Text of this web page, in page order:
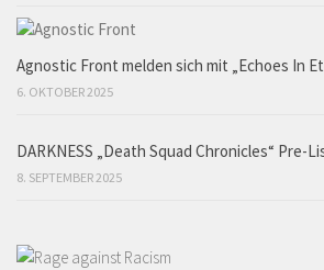
Agnostic Front melden sich mit „Echoes In
6. OKTOBER 2025
DARKNESS „Death Squad Chronicles“ Pre-
8. SEPTEMBER 2025